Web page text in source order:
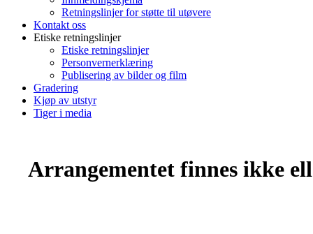
Retningslinjer for støtte til utøvere
Kontakt oss
Etiske retningslinjer
Etiske retningslinjer
Personvernerklæring
Publisering av bilder og film
Gradering
Kjøp av utstyr
Tiger i media
Arrangementet finnes ikke